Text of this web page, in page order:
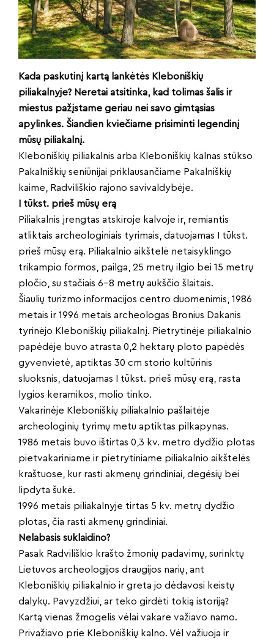
Kada paskutinį kartą lankėtės Kleboniškių
piliakalnyje? Neretai atsitinka, kad tolimas šalis ir
miestus pažįstame geriau nei savo gimtąsias
apylinkes. Šiandien kviečiame prisiminti legendinį
mūsų piliakalnį.
Kleboniškių piliakalnis arba Kleboniškių kalnas stūkso
Pakalniškių seniūnijai priklausančiame Pakalniškių
kaime, Radviliškio rajono savivaldybėje.
I tūkst. prieš mūsų erą
Piliakalnis įrengtas atskiroje kalvoje ir, remiantis
atliktais archeologiniais tyrimais, datuojamas I tūkst.
prieš mūsų erą. Piliakalnio aikštelė netaisyklingo
trikampio formos, pailga, 25 metrų ilgio bei 15 metrų
pločio, su stačiais 6-8 metrų aukščio šlaitais.
Šiaulių turizmo informacijos centro duomenimis, 1986
metais ir 1996 metais archeologas Bronius Dakanis
tyrinėjo Kleboniškių piliakalnį. Pietrytinėje piliakalnio
papėdėje buvo atrasta 0,2 hektarų ploto papėdės
gyvenvietė, aptiktas 30 cm storio kultūrinis
sluoksnis, datuojamas I tūkst. prieš mūsų erą, rasta
lygios keramikos, molio tinko.
Vakarinėje Kleboniškių piliakalnio pašlaitėje
archeologinių tyrimų metu aptiktas pilkapynas.
1986 metais buvo ištirtas 0,3 kv. metro dydžio plotas
pietvakariniame ir pietrytiniame piliakalnio aikštelės
kraštuose, kur rasti akmenų grindiniai, degėsių bei
lipdyta šukė.
1996 metais piliakalnyje tirtas 5 kv. metrų dydžio
plotas, čia rasti akmenų grindiniai.
Nelabasis suklaidino?
Pasak Radviliškio krašto žmonių padavimų, surinktų
Lietuvos archeologijos draugijos narių, ant
Kleboniškių piliakalnio ir greta jo dėdavosi keistų
dalykų. Pavyzdžiui, ar teko girdėti tokią istoriją?
Kartą vienas žmogelis vėlai vakare važiavo namo.
Privažiavo prie Kleboniškių kalno. Vėl važiuoja ir